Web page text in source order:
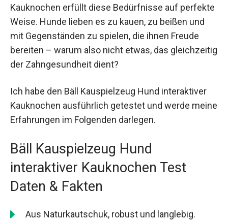
Kauknochen erfüllt diese Bedürfnisse auf perfekte
Weise. Hunde lieben es zu kauen, zu beißen und
mit Gegenständen zu spielen, die ihnen Freude
bereiten – warum also nicht etwas, das gleichzeitig
der Zahngesundheit dient?
Ich habe den Bäll Kauspielzeug Hund interaktiver
Kauknochen ausführlich getestet und werde meine
Erfahrungen im Folgenden darlegen.
Bäll Kauspielzeug Hund
interaktiver Kauknochen Test
Daten & Fakten
Aus Naturkautschuk, robust und langlebig.